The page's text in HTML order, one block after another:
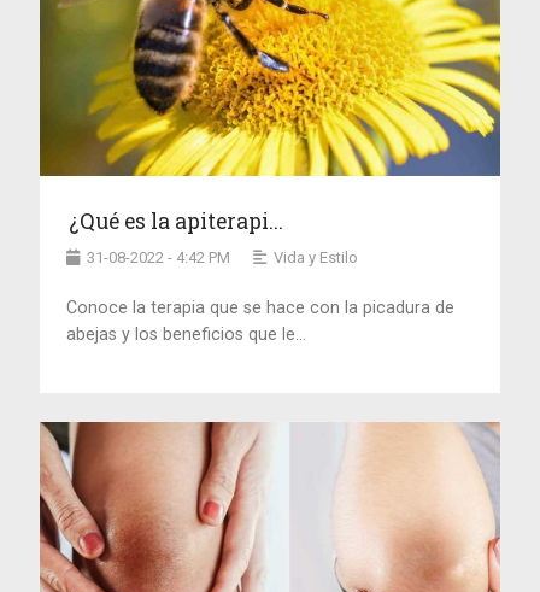
¿Qué es la apiterapi...
31-08-2022 - 4:42 PM Vida y Estilo
Conoce la terapia que se hace con la picadura de
abejas y los beneficios que le...